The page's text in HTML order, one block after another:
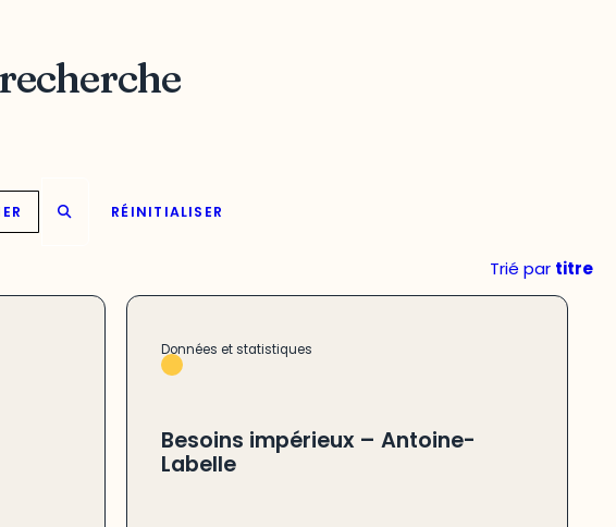
RÉINITIALISER
Trié par titre
Données et statistiques
Besoins impérieux – Antoine-
Labelle